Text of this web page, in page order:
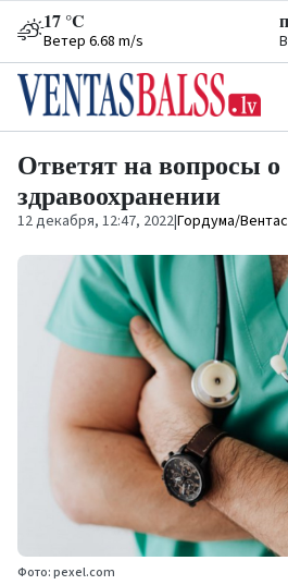
17 °C
Ветер 6.68 m/s
Ответят на вопросы о
здравоохранении
12 декабря, 12:47, 2022|Гордума/
Фото: pexel.com